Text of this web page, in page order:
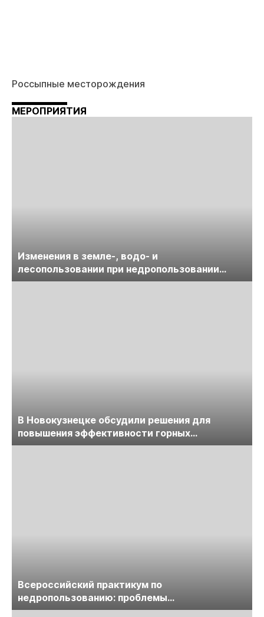
Россыпные месторождения
МЕРОПРИЯТИЯ
Изменения в земле-, водо- и
лесопользовании при недропользовании
обсудят на семинаре «ПравоТЭК»
В Новокузнецке обсудили решения для
повышения эффективности горных
предприятий
Всероссийский практикум по
недропользованию: проблемы
лицензирования, цифровизации, экспертизы